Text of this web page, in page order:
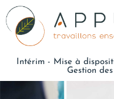
Intérim - Mise à
Gestion